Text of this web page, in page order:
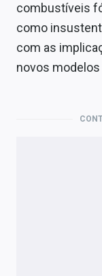
combustíveis
como
com as
novos